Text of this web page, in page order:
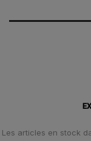
Les articles en stock